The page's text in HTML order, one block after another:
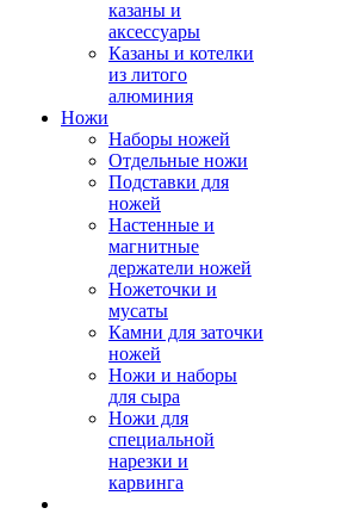
казаны и
аксессуары
Казаны и котелки
из литого
алюминия
Ножи
Наборы ножей
Отдельные ножи
Подставки для
ножей
Настенные и
магнитные
держатели ножей
Ножеточки и
мусаты
Камни для заточки
ножей
Ножи и наборы
для сыра
Ножи для
специальной
нарезки и
карвинга